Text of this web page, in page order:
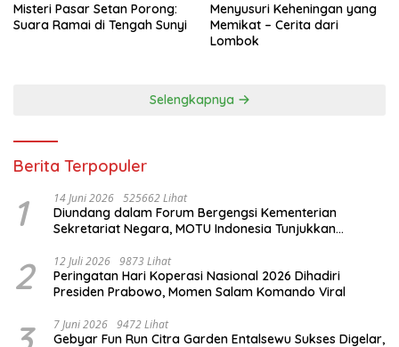
Misteri Pasar Setan Porong:
Suara Ramai di Tengah Sunyi
Menyusuri Keheningan yang
Memikat – Cerita dari
Lombok
Selengkapnya
Berita Terpopuler
1 14 Juni 2026 525662 Lihat
Diundang dalam Forum Bergengsi Kementerian
Sekretariat Negara, MOTU Indonesia Tunjukkan
2 12 Juli 2026 9873 Lihat
Peringatan Hari Koperasi Nasional 2026 Dihadiri
Presiden Prabowo, Momen Salam Komando Viral
7 Juni 2026 9472 Lihat
Gebyar Fun Run Citra Garden Entalsewu Sukses Digelar,